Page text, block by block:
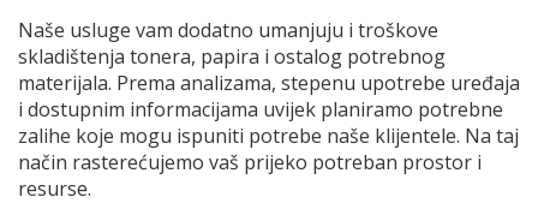
Naše usluge vam dodatno umanjuju i troškove
skladištenja tonera, papira i ostalog potrebnog
materijala. Prema analizama, stepenu upotrebe uređaja
i dostupnim informacijama uvijek planiramo potrebne
zalihe koje mogu ispuniti potrebe naše klijentele. Na taj
način rasterećujemo vaš prijeko potreban prostor i
resurse.